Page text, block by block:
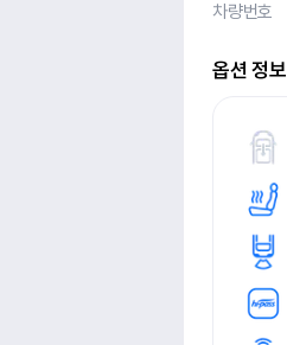
차량번호
옵션 정보